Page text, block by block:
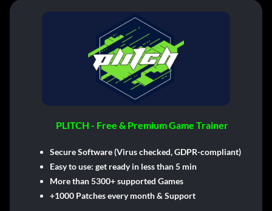
PLITCH - Free & Premium Game Trainer
Secure Software (Virus checked, GDPR-compliant)
Easy to use: get ready in less than 5 min
More than 5300+ supported Games
+1000 Patches every month & Support